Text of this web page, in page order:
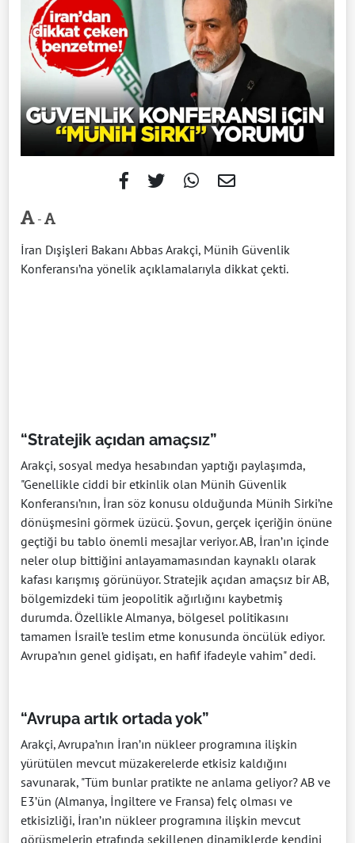
-
İran Dışişleri Bakanı Abbas Arakçi, Münih Güvenlik
Konferansı’na yönelik açıklamalarıyla dikkat çekti.
“Stratejik açıdan amaçsız”
Arakçi, sosyal medya hesabından yaptığı paylaşımda,
"Genellikle ciddi bir etkinlik olan Münih Güvenlik
Konferansı’nın, İran söz konusu olduğunda Münih Sirki’ne
dönüşmesini görmek üzücü. Şovun, gerçek içeriğin önüne
geçtiği bu tablo önemli mesajlar veriyor. AB, İran’ın içinde
neler olup bittiğini anlayamamasından kaynaklı olarak
kafası karışmış görünüyor. Stratejik açıdan amaçsız bir AB,
bölgemizdeki tüm jeopolitik ağırlığını kaybetmiş
durumda. Özellikle Almanya, bölgesel politikasını
tamamen İsrail’e teslim etme konusunda öncülük ediyor.
Avrupa’nın genel gidişatı, en hafif ifadeyle vahim" dedi.
“Avrupa artık ortada yok”
Arakçi, Avrupa’nın İran’ın nükleer programına ilişkin
yürütülen mevcut müzakerelerde etkisiz kaldığını
savunarak, "Tüm bunlar pratikte ne anlama geliyor? AB ve
E3’ün (Almanya, İngiltere ve Fransa) felç olması ve
etkisizliği, İran’ın nükleer programına ilişkin mevcut
görüşmelerin etrafında şekillenen dinamiklerde kendini